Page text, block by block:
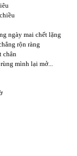
ngày mai chết lặng
rộn ràng
chân
mình lại mở...